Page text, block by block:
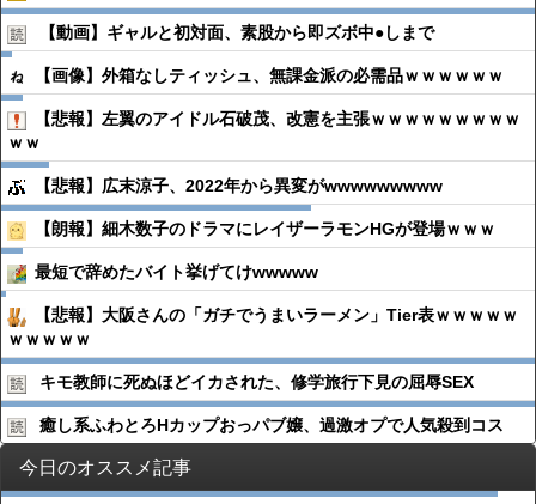
【動画】ギャルと初対面、素股から即ズボ中●︎しまで
【画像】外箱なしティッシュ、無課金派の必需品ｗｗｗｗｗｗ
【悲報】左翼のアイドル石破茂、改憲を主張ｗｗｗｗｗｗｗｗｗ
ｗｗ
【悲報】広末涼子、2022年から異変がwwwwwwwww
【朗報】細木数子のドラマにレイザーラモンHGが登場ｗｗｗ
最短で辞めたバイト挙げてけwwwww
【悲報】大阪さんの「ガチでうまいラーメン」Tier表ｗｗｗｗｗ
ｗｗｗｗｗ
キモ教師に死ぬほどイカされた、修学旅行下見の屈辱SEX
癒し系ふわとろHカップおっパブ嬢、過激オプで人気殺到コス
今日のオススメ記事